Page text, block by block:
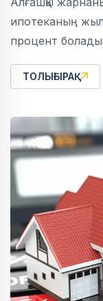
ипотеканың
процент
ТОЛЫҒЫРАҚ